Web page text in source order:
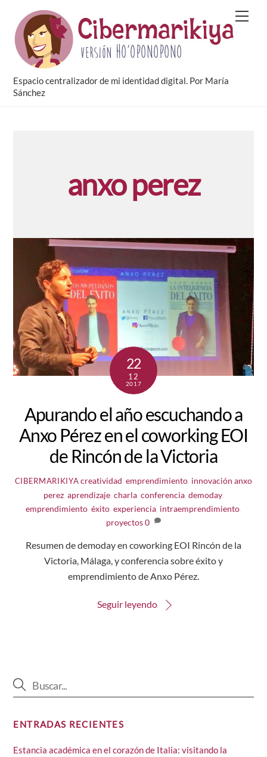
content
Espacio centralizador de mi identidad digital. Por María
Sánchez
anxo perez
22
12
2017
Apurando el año escuchando a
Anxo Pérez en el coworking EOI
de Rincón de la Victoria
CIBERMARIKIYA creatividad ,emprendimiento innovación anxo
perez aprendizaje charla conferencia demoday,
emprendimiento éxito experiencia intraemprendimiento
proyectos0
Resumen de demoday en coworking EOI Rincón de la
Victoria, Málaga, y conferencia sobre éxito y
emprendimiento de Anxo Pérez.
Seguir leyendo
ENTRADAS RECIENTES
Estancia académica en el corazón de Italia: visitando la